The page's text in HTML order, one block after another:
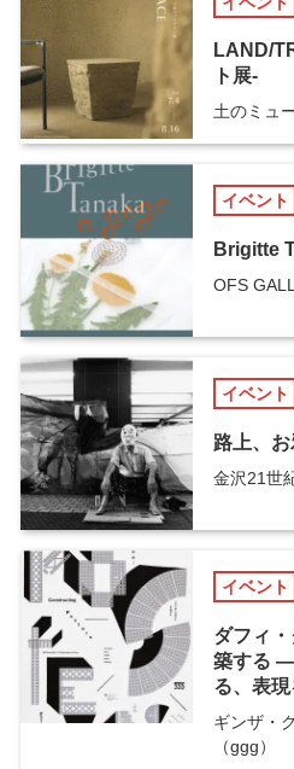
LAND/
ト展-
土のミュ
イベント
Brigitte
OFS
イベント
路上、
金沢21世
イベント
ダフィ
築する ―
る、表
ギンザ・
（ggg）